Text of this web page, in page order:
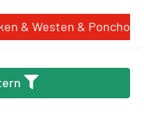
& Westen & Ponchos